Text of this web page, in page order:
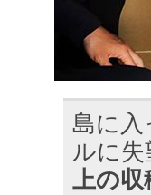
島に入
ルに失
上の収